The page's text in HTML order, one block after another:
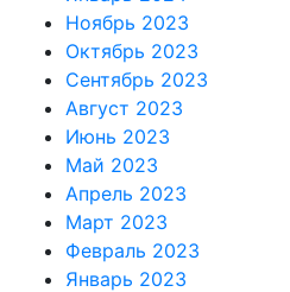
Ноябрь 2023
Октябрь 2023
Сентябрь 2023
Август 2023
Июнь 2023
Май 2023
Апрель 2023
Март 2023
Февраль 2023
Январь 2023